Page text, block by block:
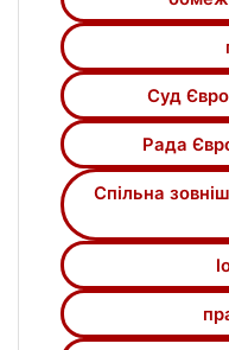
санкцій ЄС у
події, такі як
України, а
виникли Суд
Рада
Спільна